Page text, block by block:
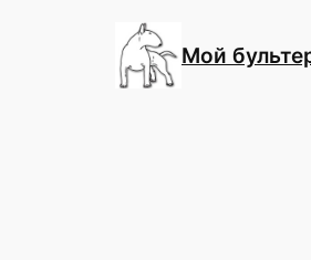
содержимому
Мой